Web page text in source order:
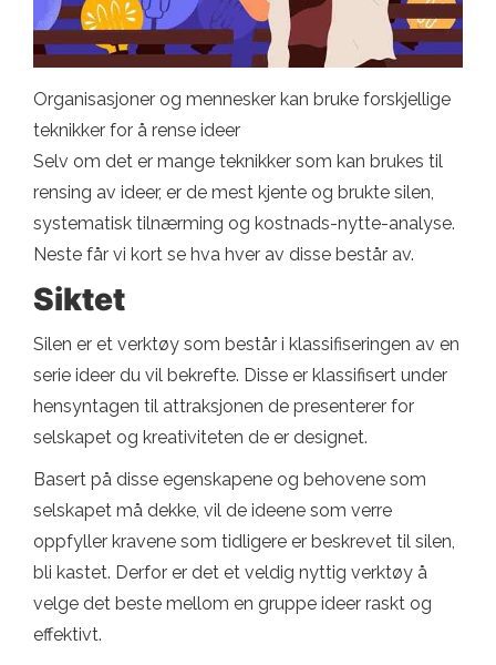
Organisasjoner og mennesker kan bruke forskjellige
teknikker for å rense ideer
Selv om det er mange teknikker som kan brukes til
rensing av ideer, er de mest kjente og brukte silen,
systematisk tilnærming og kostnads-nytte-analyse.
Neste får vi kort se hva hver av disse består av.
Siktet
Silen er et verktøy som består i klassifiseringen av en
serie ideer du vil bekrefte. Disse er klassifisert under
hensyntagen til attraksjonen de presenterer for
selskapet og kreativiteten de er designet.
Basert på disse egenskapene og behovene som
selskapet må dekke, vil de ideene som verre
oppfyller kravene som tidligere er beskrevet til silen,
bli kastet. Derfor er det et veldig nyttig verktøy å
velge det beste mellom en gruppe ideer raskt og
effektivt.